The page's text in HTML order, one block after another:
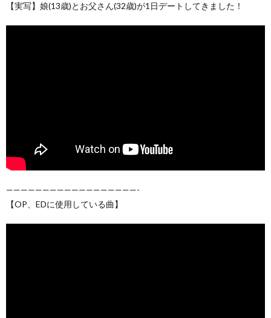
【実写】娘(13歳)とお父さん(32歳)が1日デートしてきました！
——————————————————-
【OP、EDに使用している曲】